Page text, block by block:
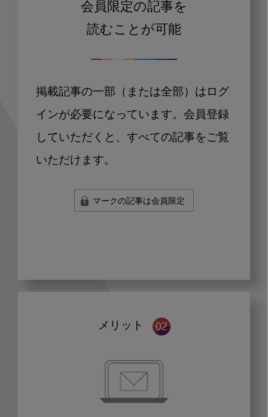
会員限定の記事を
読むことが可能
掲載記事の一部（または全部）はログ
インが必要になっています。会員登録
していただくと、すべての記事をご覧
いただけます。
マークの記事は会員限定
メリット